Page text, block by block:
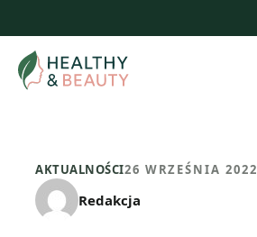
treści
AKTUALNOŚCI26 WRZEŚNIA 2022
Redakcja